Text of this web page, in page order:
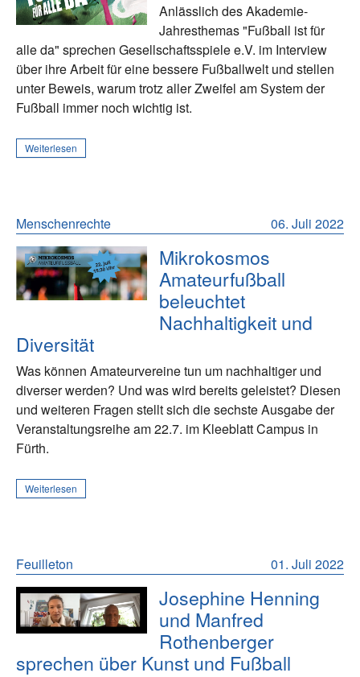
Anlässlich des Akademie-
Jahresthemas "Fußball ist für
alle da" sprechen Gesellschaftsspiele e.V. im Interview
über ihre Arbeit für eine bessere Fußballwelt und stellen
unter Beweis, warum trotz aller Zweifel am System der
Fußball immer noch wichtig ist.
Weiterlesen
06. Juli 2022
Menschenrechte
Mikrokosmos
Amateurfußball
beleuchtet
Nachhaltigkeit und
Diversität
Was können Amateurvereine tun um nachhaltiger und
diverser werden? Und was wird bereits geleistet? Diesen
und weiteren Fragen stellt sich die sechste Ausgabe der
Veranstaltungsreihe am 22.7. im Kleeblatt Campus in
Fürth.
Weiterlesen
01. Juli 2022
Feuilleton
Josephine Henning
und Manfred
Rothenberger
sprechen über Kunst und Fußball